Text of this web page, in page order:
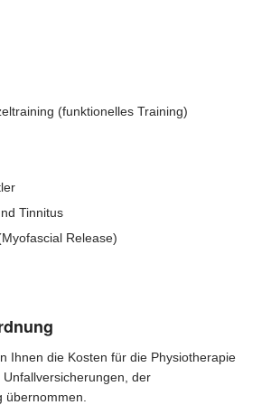
(funktionelles Training)
Tinnitus
Release)
Ihnen die Kosten für die Physiotherapie
der